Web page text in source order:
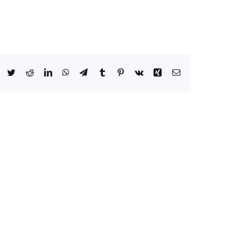
TwitterRedditLinkedInWhatsApp
TelegramTumblr Pinterest
Vk Xing Email